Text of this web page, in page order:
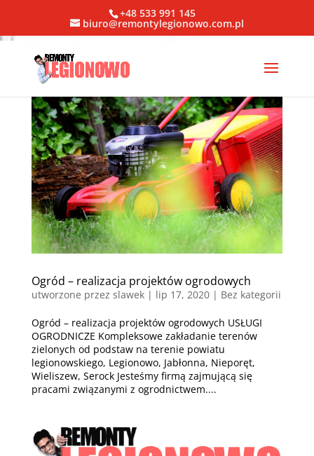
+48 533 991 145
biuro@remontylegionowo.com.pl
Ogród – realizacja projektów ogrodowych
utworzone przez slawek| lip 17, 2020| Bez kategorii
Ogród – realizacja projektów ogrodowych USŁUGI
OGRODNICZE Kompleksowe zakładanie terenów
zielonych od podstaw na terenie powiatu
legionowskiego, Legionowo, Jabłonna, Nieporęt,
Wieliszew, Serock Jesteśmy firmą zajmującą się
pracami związanymi z ogrodnictwem....